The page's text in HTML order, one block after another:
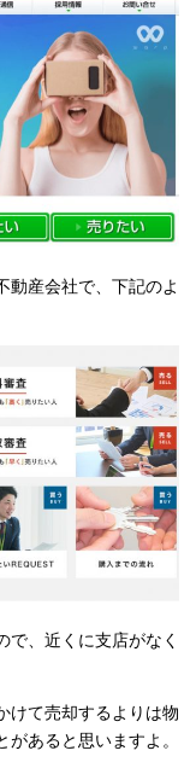
動産会社で、下記のよ
で、近くに支店がなく
けて売却するよりは物
あると思いますよ。